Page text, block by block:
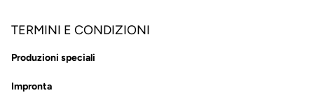
TERMINI E CONDIZIONI
Produzioni speciali
Impronta